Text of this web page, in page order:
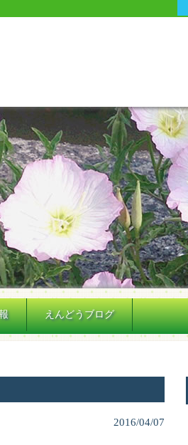
えんどうブログ
2016/04/07